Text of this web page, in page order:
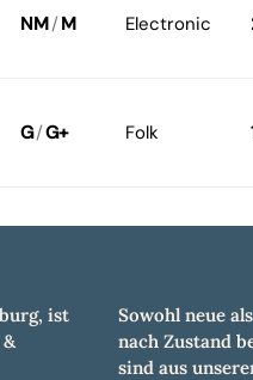
NM/ M Electronic
G/G+ Folk
ist
Sowohl neue
nach Zustand
sind aus